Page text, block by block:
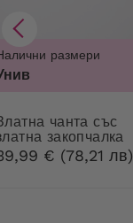
размери
със
закопчалка
€ (78,21 лв)
50,